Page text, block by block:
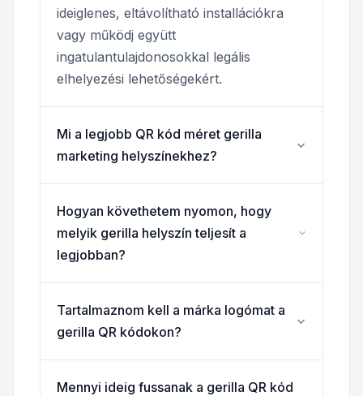
ideiglenes, eltávolítható installációkra
vagy működj együtt
ingatulantulajdonosokkal legális
elhelyezési lehetőségekért.
Mi a legjobb QR kód méret gerilla
marketing helyszínekhez?
Hogyan követhetem nyomon, hogy
melyik gerilla helyszín teljesít a
legjobban?
Tartalmaznom kell a márka logómat a
gerilla QR kódokon?
Mennyi ideig fussanak a gerilla QR kód